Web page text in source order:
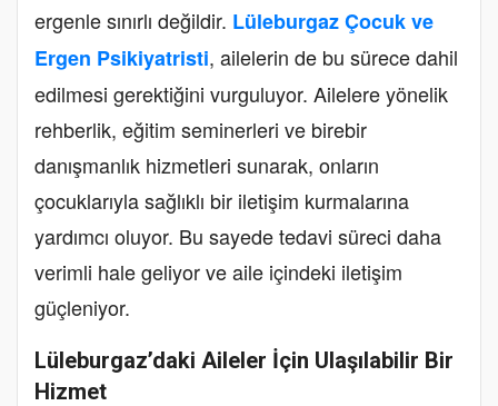
ergenle sınırlı değildir. Lüleburgaz Çocuk ve
Ergen Psikiyatristi, ailelerin de bu sürece dahil
edilmesi gerektiğini vurguluyor. Ailelere yönelik
rehberlik, eğitim seminerleri ve birebir
danışmanlık hizmetleri sunarak, onların
çocuklarıyla sağlıklı bir iletişim kurmalarına
yardımcı oluyor. Bu sayede tedavi süreci daha
verimli hale geliyor ve aile içindeki iletişim
güçleniyor.
Lüleburgaz’daki Aileler İçin Ulaşılabilir Bir
Hizmet